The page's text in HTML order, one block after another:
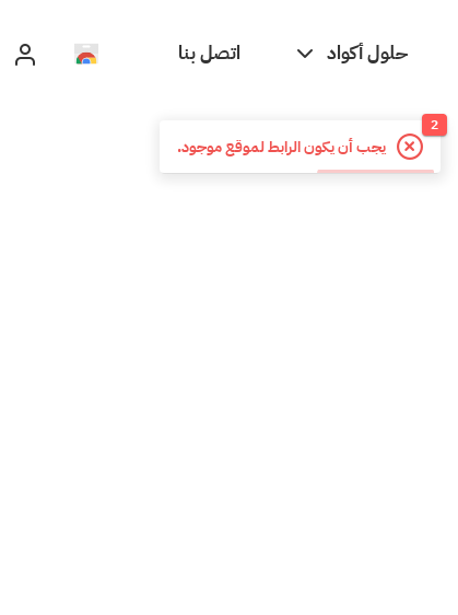
حلول أكواد اتصل بنا
يجب أن يكون الرابط لموقع موجود.
2